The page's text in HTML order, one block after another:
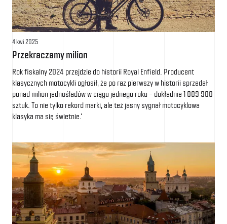
4 kwi 2025
Przekraczamy milion
Rok fiskalny 2024 przejdzie do historii Royal Enfield. Producent
klasycznych motocykli ogłosił, że po raz pierwszy w historii sprzedał
ponad milion jednośladów w ciągu jednego roku – dokładnie 1 009 900
sztuk. To nie tylko rekord marki, ale też jasny sygnał motocyklowa
klasyka ma się świetnie.'